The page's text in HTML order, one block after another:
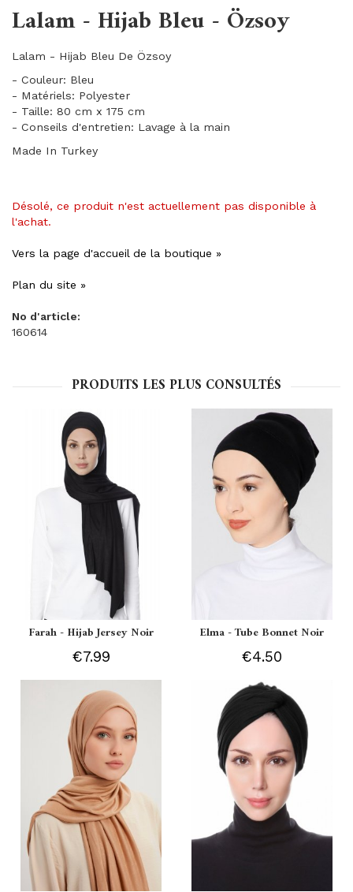
Lalam - Hijab Bleu - Özsoy
Lalam - Hijab Bleu De Özsoy
- Couleur: Bleu
- Matériels: Polyester
- Taille: 80 cm x 175 cm
- Conseils d'entretien: Lavage à la main
Made In Turkey
Désolé, ce produit n'est actuellement pas disponible à
l'achat.
Vers la page d'accueil de la boutique »
Plan du site »
No d'article:
160614
PRODUITS LES PLUS CONSULTÉS
Farah - Hijab Jersey Noir
€7.99
Elma - Tube Bonnet Noir
€4.50